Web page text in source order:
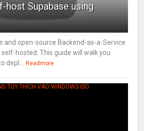
host Supabase using
and open-source Backend-as-a-Service
hosted. This guide will walk you
depl... Readmore